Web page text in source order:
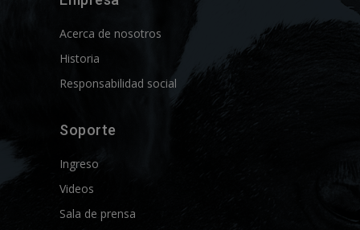
Acerca de nosotros
Historia
Responsabilidad social
Soporte
Ingreso
Videos
Sala de prensa